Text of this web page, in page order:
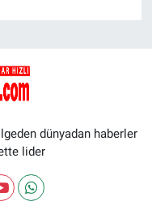
dünyadan haberler
lider